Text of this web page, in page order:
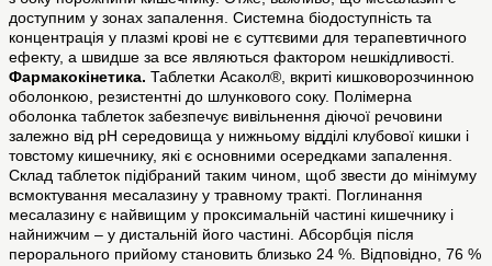
доступним у зонах запалення. Системна біодоступність та
концентрація у плазмі крові не є суттєвими для терапевтичного
ефекту, а швидше за все являються фактором нешкідливості.
Фармакокінетика. Таблетки Асакол®, вкриті кишковорозчинною
оболонкою, резистентні до шлункового соку. Полімерна
оболонка таблеток забезпечує вивільнення діючої речовини
залежно від рН середовища у нижньому відділі клубової кишки і
товстому кишечнику, які є основними осередками запалення.
Склад таблеток підібраний таким чином, щоб звести до мінімуму
всмоктування месалазину у травному тракті. Поглинання
месалазину є найвищим у проксимальній частині кишечнику і
найнижчим – у дистальній його частині. Абсорбція після
перорального прийому становить близько 24 %. Відповідно, 76 %